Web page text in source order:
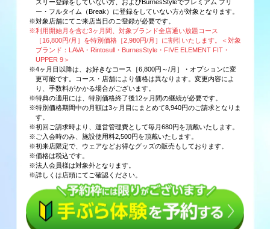
スリー登録をしていない方、およびBurnesStyleでプレミアム フリ
ー・フルタイム（Break）に登録をしていない方が対象となります。
※対象店舗にてご来店当日のご登録が必要です。
※利用開始月を含む3ヶ月間、対象ブランド全店通い放題コース
［16,800円/月］を特別価格［2,980円/月］に割引いたします。＜対象
ブランド：LAVA・Rintosull・BurnesStyle・FIVE ELEMENT FIT・
UPPER 9＞
※4ヶ月目以降は、お好きなコース［6,800円～/月］・オプションに変
更可能です。コース・店舗により価格は異なります。変更内容によ
り、手数料がかかる場合がございます。
※特典の適用には、特別価格終了後12ヶ月間の継続が必要です。
※特別価格期間中の月額は3ヶ月目にまとめて8,940円のご請求となりま
す。
※初回ご請求時より、運営管理費として毎月680円を頂戴いたします。
※ご入会時のみ、施設使用料2,500円を頂戴いたします。
※初来店限定で、ウェアなどお得なグッズの販売もしております。
※価格は税込です。
※法人会員様は対象外となります。
※詳しくは店頭にてご確認ください。